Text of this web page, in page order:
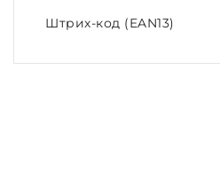
Штрих-код (EAN13)